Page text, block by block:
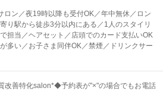
ロン／夜19時以降も受付OK／年中無休／ロン
り駅から徒歩3分以内にある／1人のスタイリ
担当／ヘアセット／店頭でのカード支払いOK
多い／お子さま同伴OK／禁煙／ドリンクサー
改善特化salon*◆予約表が"×"の場合でもお電話